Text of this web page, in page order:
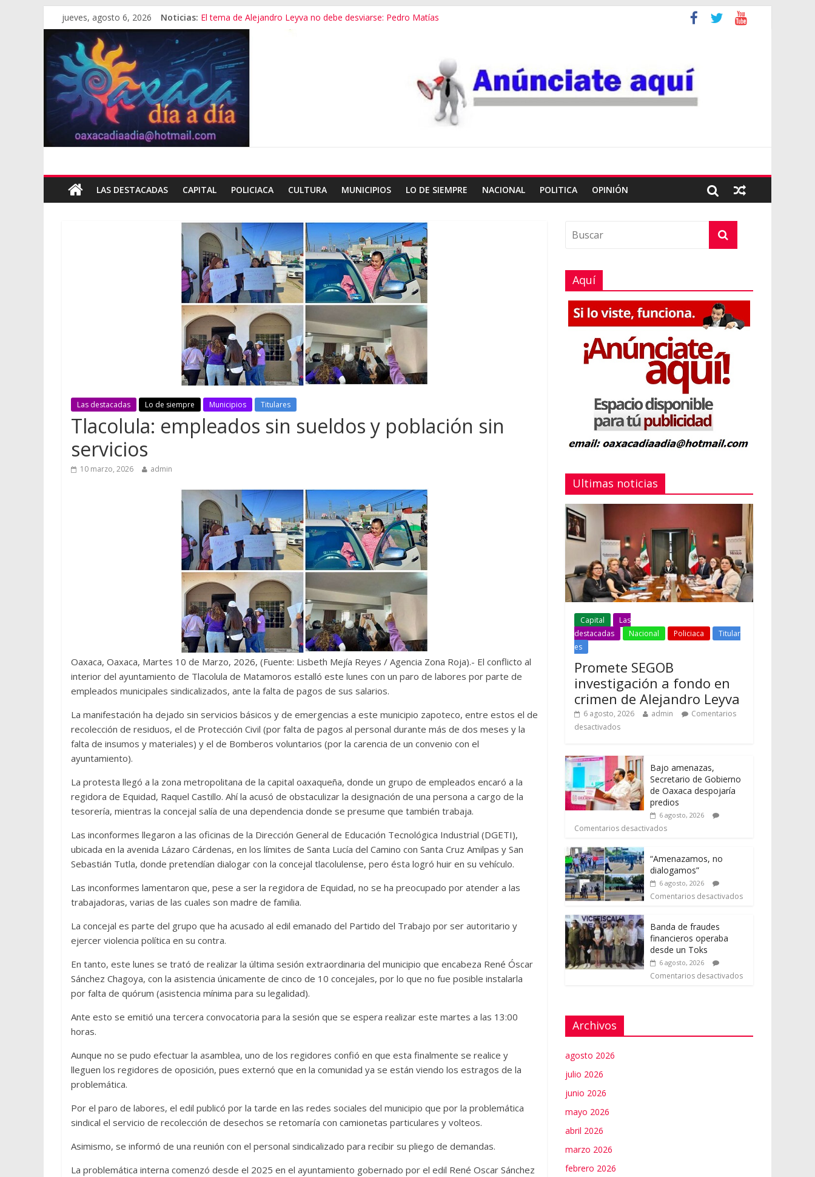
jueves, agosto 6, 2026 Noticias: El tema de Alejandro Leyva no debe desviarse: Pedro Matías
Promete SEGOB investigación a fondo en crimen de Alejandro Leyva
Bajo amenazas, Secretario de Gobierno de Oaxaca despojaría predios
“Amenazamos, no dialogamos”
Banda de fraudes financieros operaba desde un Toks
LAS DESTACADAS CAPITAL POLICIACA CULTURA MUNICIPIOS LO DE SIEMPRE NACIONAL POLITICA OPINIÓN
Las destacadas Lo de siempre Municipios Titulares
Tlacolula: empleados sin sueldos y población sin
servicios
10 marzo, 2026 admin
Oaxaca, Oaxaca, Martes 10 de Marzo, 2026, (Fuente: Lisbeth Mejía Reyes / Agencia Zona Roja).- El conflicto al
interior del ayuntamiento de Tlacolula de Matamoros estalló este lunes con un paro de labores por parte de
empleados municipales sindicalizados, ante la falta de pagos de sus salarios.
La manifestación ha dejado sin servicios básicos y de emergencias a este municipio zapoteco, entre estos el de
recolección de residuos, el de Protección Civil (por falta de pagos al personal durante más de dos meses y la
falta de insumos y materiales) y el de Bomberos voluntarios (por la carencia de un convenio con el
ayuntamiento).
La protesta llegó a la zona metropolitana de la capital oaxaqueña, donde un grupo de empleados encaró a la
regidora de Equidad, Raquel Castillo. Ahí la acusó de obstaculizar la designación de una persona a cargo de la
tesorería, mientras la concejal salía de una dependencia donde se presume que también trabaja.
Las inconformes llegaron a las oficinas de la Dirección General de Educación Tecnológica Industrial (DGETI),
ubicada en la avenida Lázaro Cárdenas, en los límites de Santa Lucía del Camino con Santa Cruz Amilpas y San
Sebastián Tutla, donde pretendían dialogar con la concejal tlacolulense, pero ésta logró huir en su vehículo.
Las inconformes lamentaron que, pese a ser la regidora de Equidad, no se ha preocupado por atender a las
trabajadoras, varias de las cuales son madre de familia.
La concejal es parte del grupo que ha acusado al edil emanado del Partido del Trabajo por ser autoritario y
ejercer violencia política en su contra.
En tanto, este lunes se trató de realizar la última sesión extraordinaria del municipio que encabeza René Óscar
Sánchez Chagoya, con la asistencia únicamente de cinco de 10 concejales, por lo que no fue posible instalarla
por falta de quórum (asistencia mínima para su legalidad).
Ante esto se emitió una tercera convocatoria para la sesión que se espera realizar este martes a las 13:00
horas.
Aunque no se pudo efectuar la asamblea, uno de los regidores confió en que esta finalmente se realice y
lleguen los regidores de oposición, pues externó que en la comunidad ya se están viendo los estragos de la
problemática.
Por el paro de labores, el edil publicó por la tarde en las redes sociales del municipio que por la problemática
sindical el servicio de recolección de desechos se retomaría con camionetas particulares y volteos.
Asimismo, se informó de una reunión con el personal sindicalizado para recibir su pliego de demandas.
La problemática interna comenzó desde el 2025 en el ayuntamiento gobernado por el edil René Oscar Sánchez
Aquí
Ultimas noticias
Capital
Las
destacadas
Nacional Policiaca
Titular
es
Promete SEGOB
investigación a fondo en
crimen de Alejandro Leyva
6 agosto, 2026 admin
Comentarios
desactivados
Bajo amenazas,
Secretario de Gobierno
de Oaxaca despojaría
predios
6 agosto, 2026
Comentarios desactivados
“Amenazamos, no
dialogamos”
6 agosto, 2026
Comentarios desactivados
Banda de fraudes
financieros operaba
desde un Toks
6 agosto, 2026
Comentarios desactivados
Archivos
agosto 2026
julio 2026
junio 2026
mayo 2026
abril 2026
marzo 2026
febrero 2026